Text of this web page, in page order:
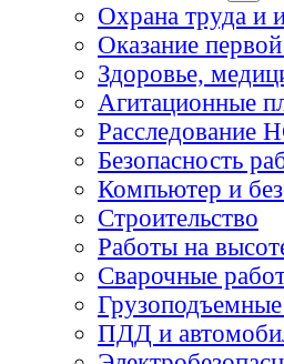
Охрана труда и
Оказание
Здоровье,
Агитационные
Расследование
Безопасность
Компьютер и
Строительство
Работы на
Сварочные
ПДД и